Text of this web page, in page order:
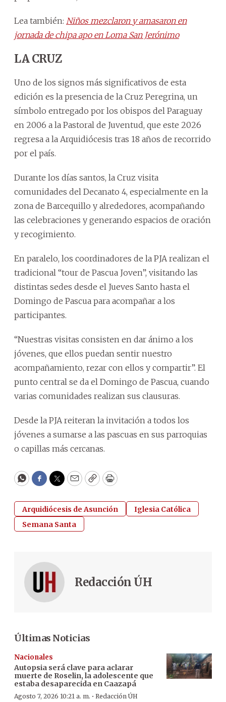
Lea también: Niños mezclaron y amasaron en
jornada de chipa apo en Loma San Jerónimo
LA CRUZ
Uno de los signos más significativos de esta
edición es la presencia de la Cruz Peregrina, un
símbolo entregado por los obispos del Paraguay
en 2006 a la Pastoral de Juventud, que este 2026
regresa a la Arquidiócesis tras 18 años de recorrido
por el país.
Durante los días santos, la Cruz visita
comunidades del Decanato 4, especialmente en la
zona de Barcequillo y alrededores, acompañando
las celebraciones y generando espacios de oración
y recogimiento.
En paralelo, los coordinadores de la PJA realizan el
tradicional “tour de Pascua Joven”, visitando las
distintas sedes desde el Jueves Santo hasta el
Domingo de Pascua para acompañar a los
participantes.
“Nuestras visitas consisten en dar ánimo a los
jóvenes, que ellos puedan sentir nuestro
acompañamiento, rezar con ellos y compartir”. El
punto central se da el Domingo de Pascua, cuando
varias comunidades realizan sus clausuras.
Desde la PJA reiteran la invitación a todos los
jóvenes a sumarse a las pascuas en sus parroquias
o capillas más cercanas.
WhatsApp
Facebook
Twitter
EmailCopyPrint
Arquidiócesis de Asunción
Iglesia Católica
Semana Santa
Redacción ÚH
Últimas Noticias
Nacionales
Autopsia será clave para aclarar
muerte de Roselin, la adolescente que
estaba desaparecida en Caazapá
Agosto 7, 2026 10:21 a. m. · Redacción ÚH